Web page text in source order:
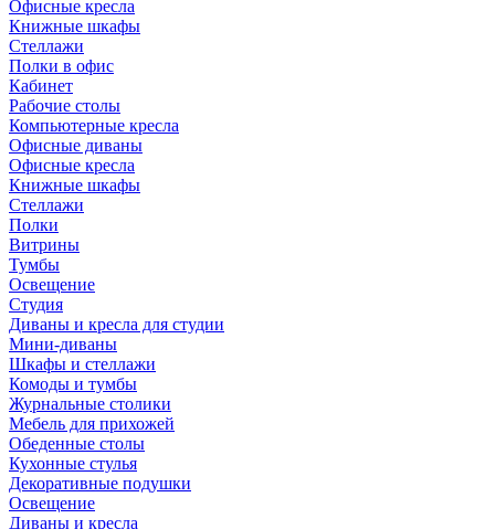
Офисные кресла
Книжные шкафы
Стеллажи
Полки в офис
Кабинет
Рабочие столы
Компьютерные кресла
Офисные диваны
Офисные кресла
Книжные шкафы
Стеллажи
Полки
Витрины
Тумбы
Освещение
Студия
Диваны и кресла для студии
Мини-диваны
Шкафы и стеллажи
Комоды и тумбы
Журнальные столики
Мебель для прихожей
Обеденные столы
Кухонные стулья
Декоративные подушки
Освещение
Диваны и кресла